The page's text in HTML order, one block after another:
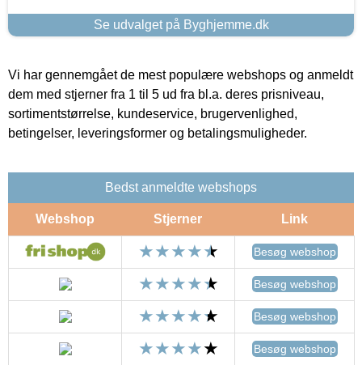
Se udvalget på Byghjemme.dk
Vi har gennemgået de mest populære webshops og anmeldt
dem med stjerner fra 1 til 5 ud fra bl.a. deres prisniveau,
sortimentstørrelse, kundeservice, brugervenlighed,
betingelser, leveringsformer og betalingsmuligheder.
Bedst anmeldte webshops
Webshop Stjerner Link
Besøg webshop
Besøg webshop
Besøg webshop
Besøg webshop